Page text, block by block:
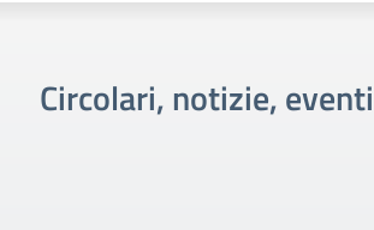
Circolari, notizie,